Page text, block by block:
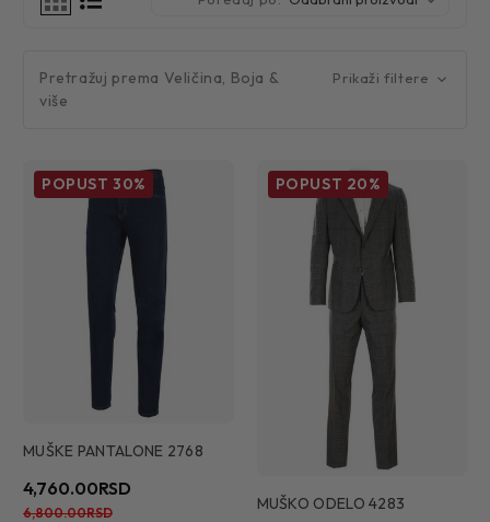
Pretražuj prema Veličina, Boja &
više
Prikaži filtere
POPUST30%
MUŠKE PANTALONE 2768
4,760.00RSD
6,800.00RSD
POPUST 20%
MUŠKO ODELO 4283